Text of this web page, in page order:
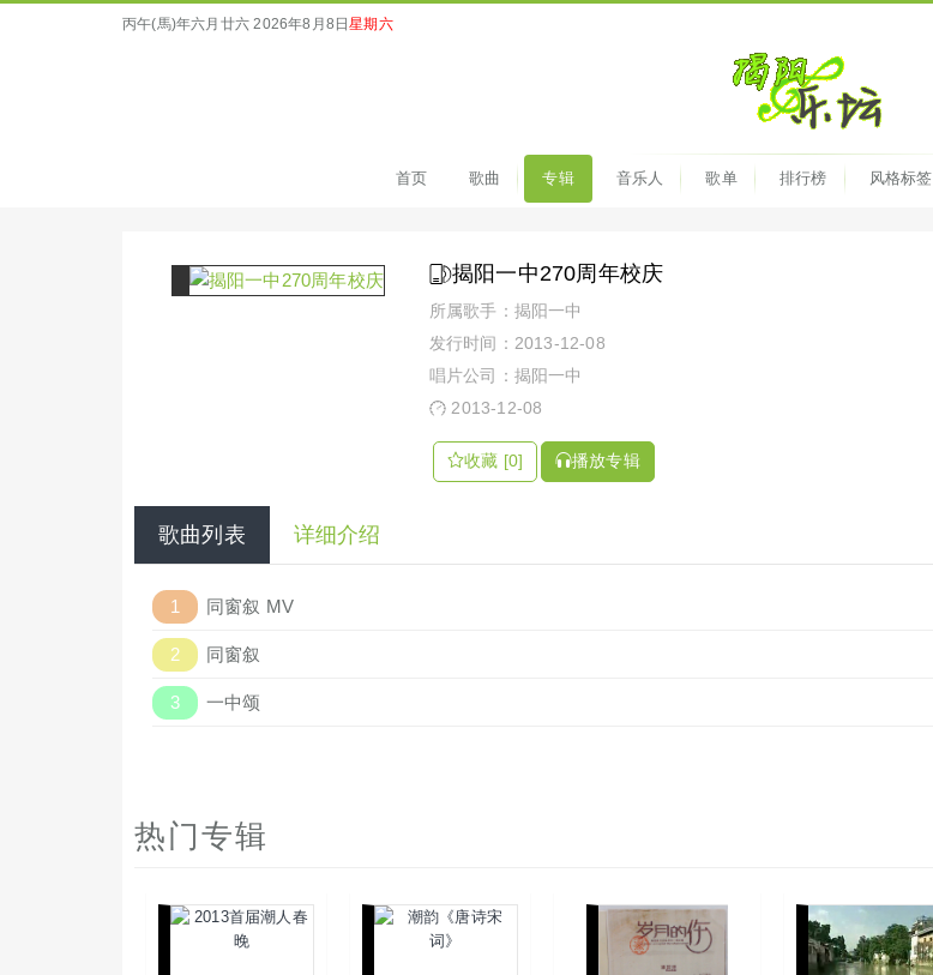
丙午(馬)年六月廿六 2026年8月8日星期六
首页 歌曲 专辑 音乐人 歌单 排行榜 风格标签
揭阳一中270周年校庆
所属歌手：揭阳一中
发行时间：2013-12-08
唱片公司：揭阳一中
2013-12-08
收藏 [0] 播放专辑
歌曲列表 详细介绍
1 同窗叙 MV
2 同窗叙
3 一中颂
热门专辑